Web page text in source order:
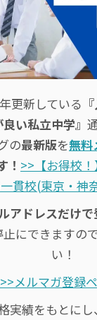
更新している
い私立中学』
の最新版を無料
！ >>【お得校
貫校(東京・神
アドレスだけ
にできますの
い！
メルマガ登録
実績をもとに